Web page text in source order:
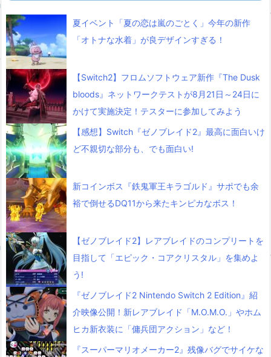
夏イベント「夏の恋は嵐のごとく」今年の新作
「オトナな水着」が良デザインすぎる！
【Switch2】フロムソフトウェア新作『The Dusk
bloods』ネットワークテストが8月21日～24日に
かけて実施決定！テスターに参加してみよう
【感想】Switch『ゼノブレイド2』最高に面白いけ
ど不親切な部分も、でも面白い!
新コインボス『鉄鬼軍王キラゴルド』サポでも余
裕で倒せるDQ11から来たキンピカなボス！
【ゼノブレイド2】レアブレイドのコンプリートを
目指して「エピック・コアクリスタル」を集めよ
う!
『ゼノブレイド2 Nintendo Switch 2 Edition』紹
介映像公開！新レアブレイド「M.O.M.O.」やホム
ヒカ新衣装に「傭兵団アクション」など！
『スーパーマリオメーカー2』残像バグでサイケな